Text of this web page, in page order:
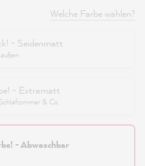
Welche Farbe wählen?
- Seidenmatt
- Extramatt
& Co.
- Abwaschbar